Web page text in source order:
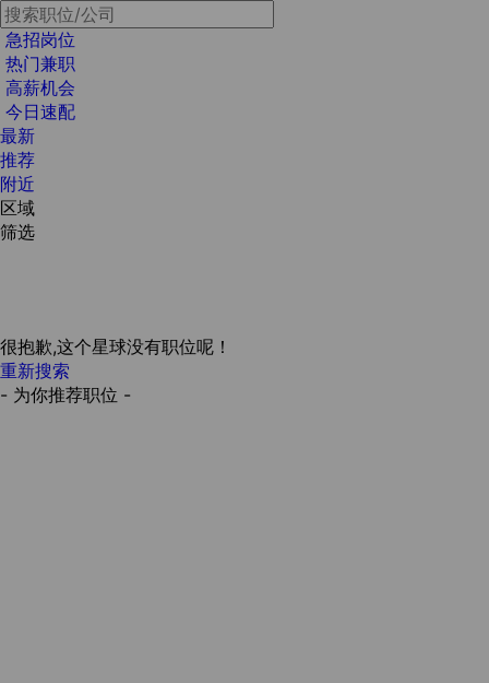
急招岗位
热门兼职
高薪机会
今日速配
最新
推荐
附近
区域
筛选
很抱歉,这个星球没有职位呢！
重新搜索
- 为你推荐职位 -